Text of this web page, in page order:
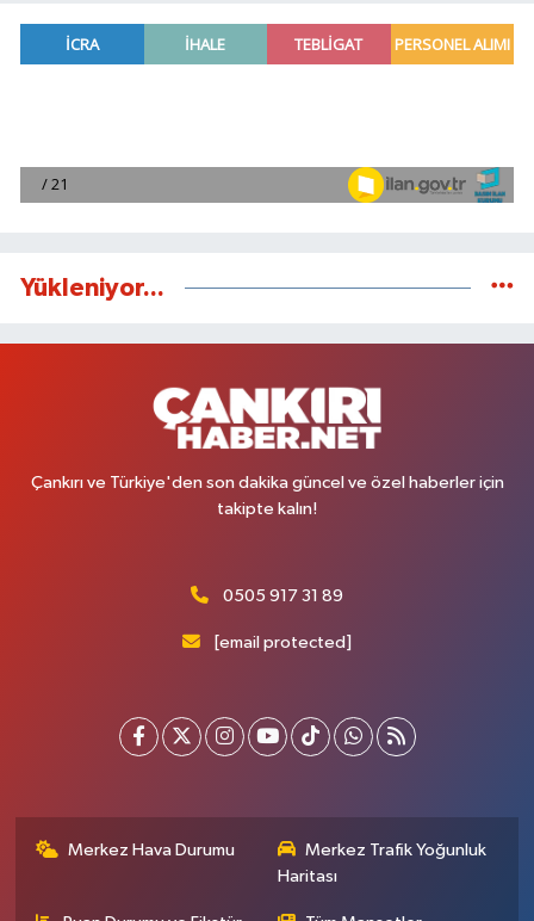
Yükleniyor...
Çankırı ve Türkiye'den son dakika güncel ve özel haberler için
takipte kalın!
0505 917 31 89
[email protected]
Merkez Hava Durumu
Merkez Trafik Yoğunluk
Haritası